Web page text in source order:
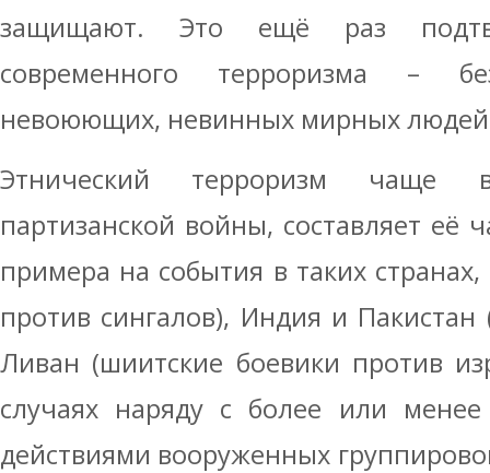
защищают. Это ещё раз
современного терроризма –
невоюющих, невинных мирных
Этнический терроризм чаще
партизанской войны, составляет её
примера на события в таких
против сингалов), Индия и
Ливан (шиитские боевики против
случаях наряду с более или
действиями вооруженных